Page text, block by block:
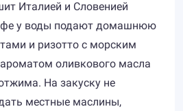
Италией и Словенией
у воды подают домашнюю
и ризотто с морским
оливкового масла
На закуску не
местные маслины,